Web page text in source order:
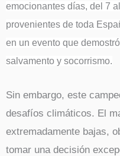
emocionantes días, del 7
provenientes de toda
en un evento que
salvamento y socorrismo.
Sin embargo, este
desafíos climáticos. El
extremadamente bajas,
tomar una decisión